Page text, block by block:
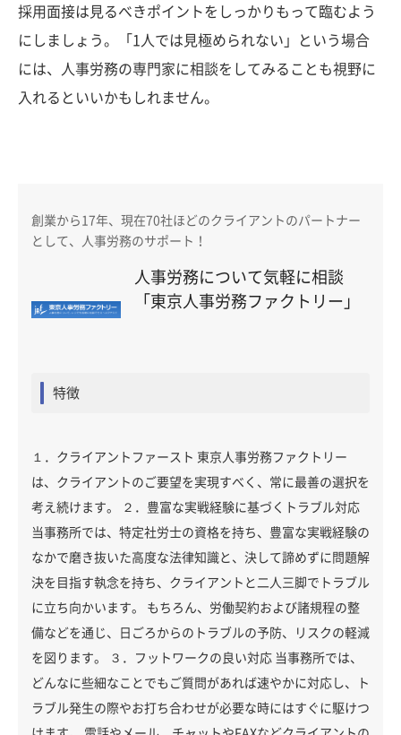
採用面接は見るべきポイントをしっかりもって臨むよう
にしましょう。「1人では見極められない」という場合
には、人事労務の専門家に相談をしてみることも視野に
入れるといいかもしれません。
創業から17年、現在70社ほどのクライアントのパートナー
として、人事労務のサポート！
人事労務について気軽に相談
「東京人事労務ファクトリー」
特徴
１．クライアントファースト 東京人事労務ファクトリー
は、クライアントのご要望を実現すべく、常に最善の選択を
考え続けます。 ２．豊富な実戦経験に基づくトラブル対応
当事務所では、特定社労士の資格を持ち、豊富な実戦経験の
なかで磨き抜いた高度な法律知識と、決して諦めずに問題解
決を目指す執念を持ち、クライアントと二人三脚でトラブル
に立ち向かいます。 もちろん、労働契約および諸規程の整
備などを通じ、日ごろからのトラブルの予防、リスクの軽減
を図ります。 ３．フットワークの良い対応 当事務所では、
どんなに些細なことでもご質問があれば速やかに対応し、ト
ラブル発生の際やお打ち合わせが必要な時にはすぐに駆けつ